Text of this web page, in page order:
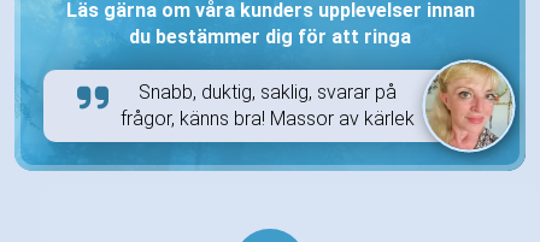
Läs gärna om våra kunders upplevelser innan
du bestämmer dig för att ringa
Snabb, duktig, saklig, svarar på
frågor, känns bra! Massor av kärlek